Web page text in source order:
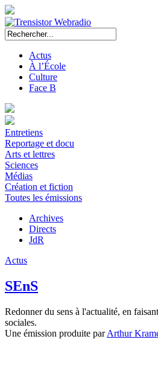
Actus
À l’École
Culture
Face B
Entretiens
Reportage et docu
Arts et lettres
Sciences
Médias
Création et fiction
Toutes les émissions
Archives
Directs
JdR
Actus
SEnS
Redonner du sens à l'actualité, en
sociales.
Une émission produite parArthur